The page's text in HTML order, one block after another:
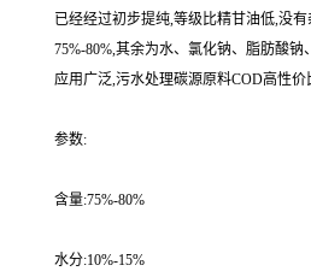
已经经过初步提纯,等级比精甘油低,没
75%-80%,其余为水、氯化钠、脂肪酸
应用广泛,污水处理碳源原料COD高性价
参数:
含量:75%-80%
水分:10%-15%